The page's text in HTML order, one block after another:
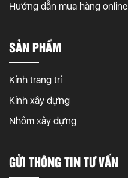
Hướng dẫn mua hàng online
SẢN PHẨM
Kính trang trí
Kính xây dựng
Nhôm xây dựng
GỬI THÔNG TIN TƯ VẤN